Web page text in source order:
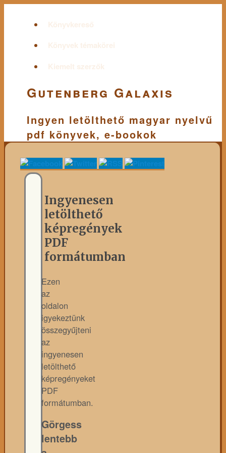
Könyvkereső
Könyvek témakörei
Kiemelt szerzők
Gutenberg Galaxis
Ingyen letölthető magyar nyelvű
pdf könyvek, e-bookok
Ingyenesen
letölthető
képregények
PDF
formátumban
Ezen
az
oldalon
igyekeztünk
összegyűjteni
az
ingyenesen
letölthető
képregényeket
PDF
formátumban.
Görgess
lentebb